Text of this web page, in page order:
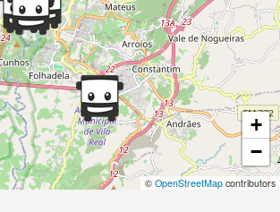
+
−
© OpenStreetMap contributors